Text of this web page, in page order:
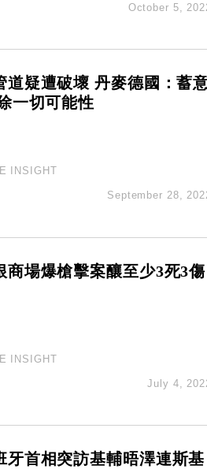
October 5,
道疑遭破壞 丹麥德國：蓄
一切可能性
INSIGHT
September 28,
商場爆槍擊案釀至少3死3傷
INSIGHT
July 4,
牙首相突訪基輔晤澤連斯基